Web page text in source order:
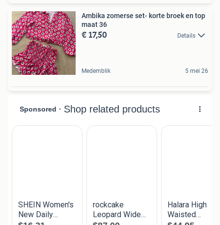
Ambika zomerse set- korte broek en top
maat 36
€ 17,50 Details
Medemblik 5 mei 26